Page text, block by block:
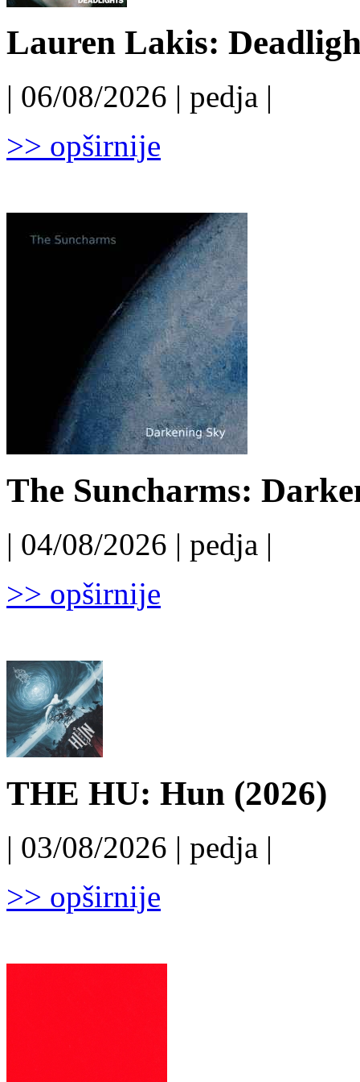
Lauren Lakis:
| 06/08/2026 | pedja |
>> opširnije
The Suncharms:
| 04/08/2026 | pedja |
>> opširnije
THE HU: Hun (2026)
| 03/08/2026 | pedja |
>> opširnije